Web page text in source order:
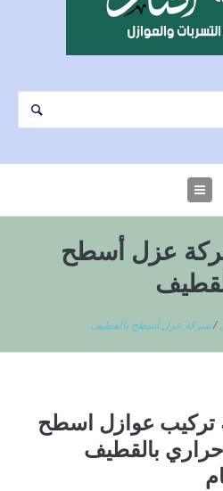
عزل أسطح
/شركة عزل أسطح بالقطيف
عوازل اسطح
بالقطيف